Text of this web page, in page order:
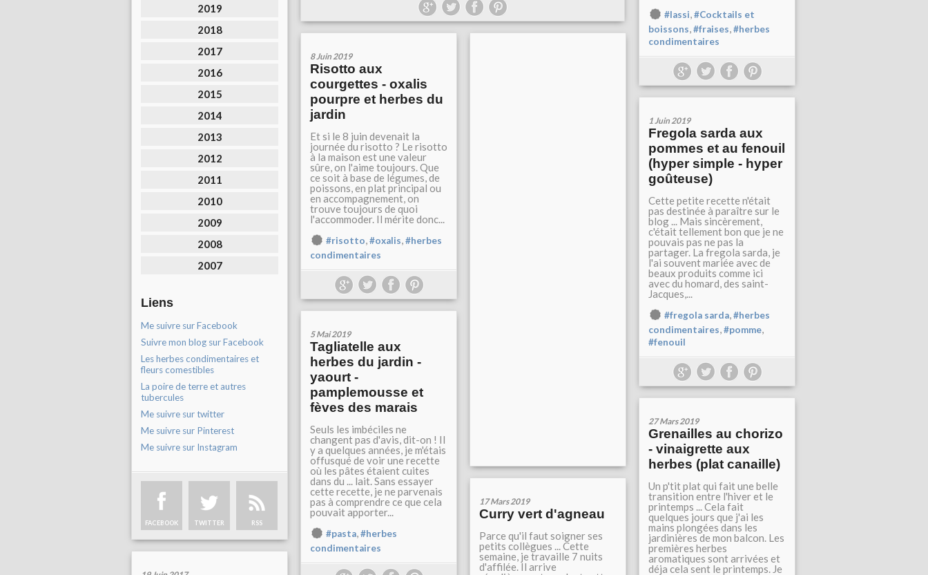
2019
2018
2017
2016
2015
2014
2013
2012
2011
2010
2009
2008
2007
Liens
Me suivre sur Facebook
Suivre mon blog sur Facebook
Les herbes condimentaires et
fleurs comestibles
La poire de terre et autres
tubercules
Me suivre sur twitter
Me suivre sur Pinterest
Me suivre sur Instagram
FACEBOOK TWITTER RSS
#lassi,#Cocktails et
boissons,#fraises,#herbes
condimentaires
8 Juin 2019
Risotto aux
courgettes - oxalis
pourpre et herbes du
jardin
Et si le 8 juin devenait la
journée du risotto ? Le risotto
à la maison est une valeur
sûre, on l'aime toujours. Que
ce soit à base de légumes, de
poissons, en plat principal ou
en accompagnement, on
trouve toujours de quoi
l'accommoder. Il mérite donc...
#risotto,#oxalis,#herbes
condimentaires
1 Juin 2019
Fregola sarda aux
pommes et au fenouil
(hyper simple - hyper
goûteuse)
Cette petite recette n'était
pas destinée à paraître sur le
blog ... Mais sincèrement,
c'était tellement bon que je ne
pouvais pas ne pas la
partager. La fregola sarda, je
l'ai souvent mariée avec de
beaux produits comme ici
avec du homard, des saint-
Jacques,...
#fregola sarda,#herbes
condimentaires,#pomme,
#fenouil
5 Mai 2019
Tagliatelle aux
herbes du jardin -
yaourt -
pamplemousse et
fèves des marais
Seuls les imbéciles ne
changent pas d'avis, dit-on ! Il
y a quelques années, je m'étais
offusqué de voir une recette
où les pâtes étaient cuites
dans du ... lait. Sans essayer
cette recette, je ne parvenais
pas à comprendre ce que cela
pouvait apporter...
#pasta,#herbes
condimentaires
27 Mars 2019
Grenailles au chorizo
- vinaigrette aux
herbes (plat canaille)
Un p'tit plat qui fait une belle
transition entre l'hiver et le
printemps ... Cela fait
quelques jours que j'ai les
mains plongées dans les
jardinières de mon balcon. Les
premières herbes
aromatiques sont arrivées et
déja cela sent le printemps. Je
17 Mars 2019
Curry vert d'agneau
Parce qu'il faut soigner ses
petits collègues ... Cette
semaine, je travaille 7 nuits
d'affilée. Il arrive